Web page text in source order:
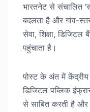
भारतनेट से संचालित
बदलता है और गांव-
सेवा, शिक्षा,
पहुंचाता है।
पोस्ट के अंत में केंद्रीय
डिजिटल पब्लिक
से साबित करती है और